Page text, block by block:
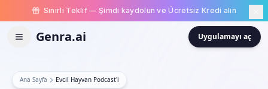
Sınırlı Teklif — Şimdi kaydolun ve Ücretsiz Kredi alın
Genra.ai Uygulamayı aç
Ana Sayfa Evcil Hayvan Podcast'i